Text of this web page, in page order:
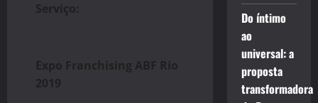
Serviço:
Expo Franchising ABF Rio
2019
Do íntimo
ao
universal: a
proposta
transformadora